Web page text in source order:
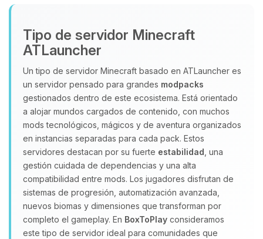
Tipo de servidor Minecraft
ATLauncher
Un tipo de servidor Minecraft basado en ATLauncher es
un servidor pensado para grandes modpacks
gestionados dentro de este ecosistema. Está orientado
a alojar mundos cargados de contenido, con muchos
mods tecnológicos, mágicos y de aventura organizados
en instancias separadas para cada pack. Estos
servidores destacan por su fuerte estabilidad , una
gestión cuidada de dependencias y una alta
compatibilidad entre mods. Los jugadores disfrutan de
sistemas de progresión, automatización avanzada,
nuevos biomas y dimensiones que transforman por
completo el gameplay. En BoxToPlay consideramos
este tipo de servidor ideal para comunidades que
Yupi, por fin alguien con quien
hablar! Soy Choupy, tu pequeno
asistente de BoxToPlay. Cuentame
que necesitas y moveré mis
pequenos circuitos para ayudarte.
08/08/2026 09:22